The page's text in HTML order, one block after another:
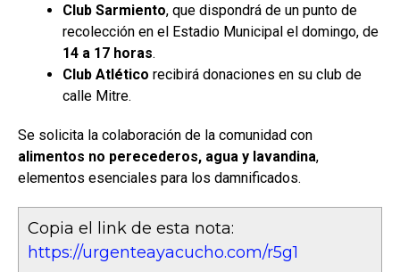
Club Sarmiento, que dispondrá de un punto de
recolección en el Estadio Municipal el domingo, de
14 a 17 horas.
Club Atlético recibirá donaciones en su club de
calle Mitre.
Se solicita la colaboración de la comunidad con
alimentos no perecederos, agua y lavandina,
elementos esenciales para los damnificados.
Copia el link de esta nota:
https://urgenteayacucho.com/r5g1